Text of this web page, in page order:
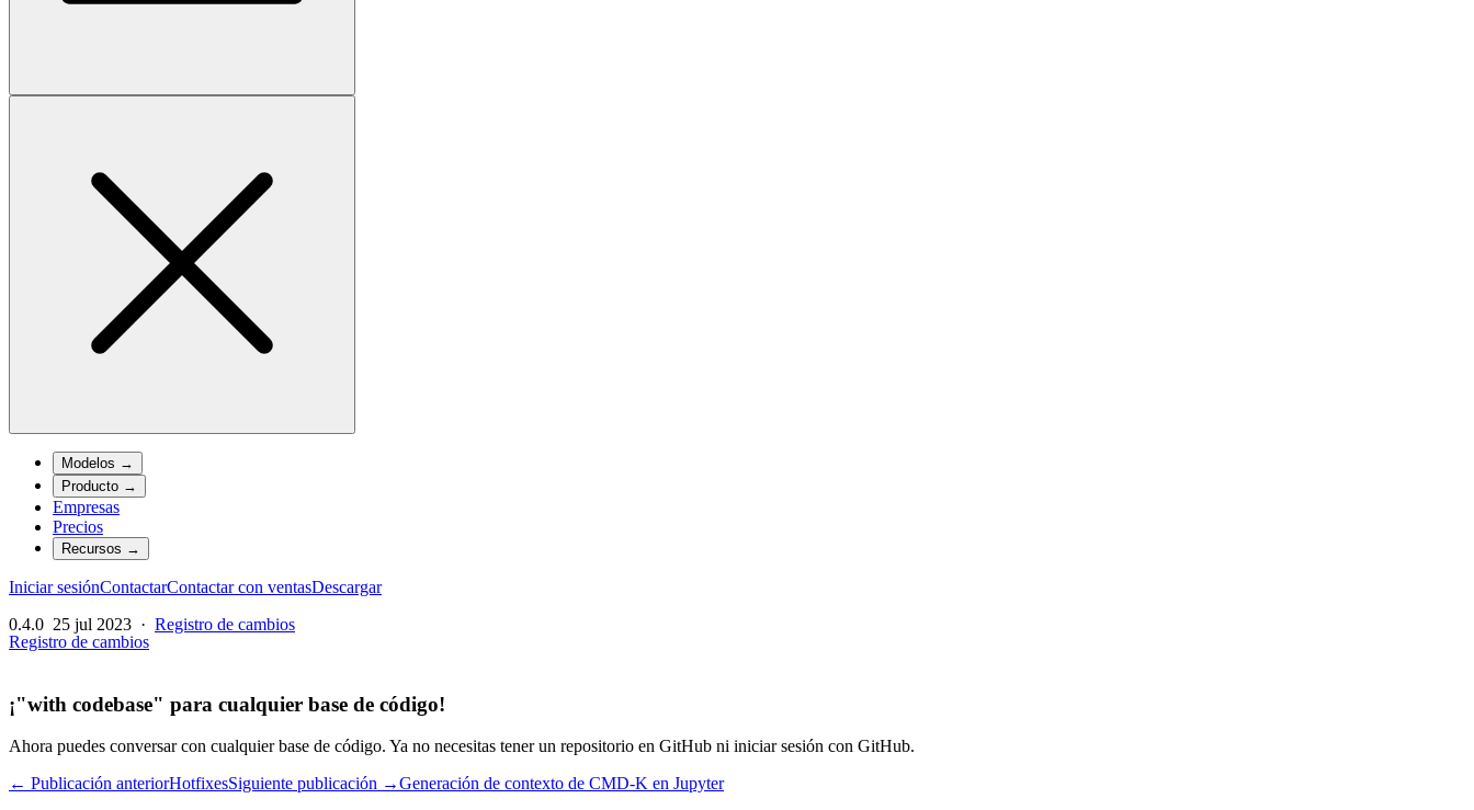
Modelos →
Producto →
Empresas
Precios
Recursos →
Iniciar sesiónContactarContactar con ventasDescargar
0.4.0 25 jul 2023 · Registro de cambios
Registro de cambios
¡"with codebase" para cualquier base de código!
Ahora puedes conversar con cualquier base de código. Ya no necesitas tener un repositorio en GitHub ni iniciar sesión con GitHub.
← Publicación anteriorHotfixesSiguiente publicación →Generación de contexto de CMD-K en Jupyter